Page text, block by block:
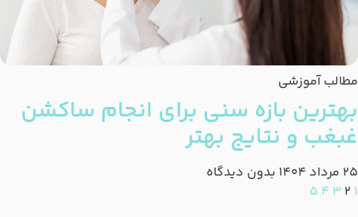
مطالب آموزشی
بهترین بازه سنی برای انجام ساکشن
غبغب و نتایج بهتر
25 مرداد 1404
بدون دیدگاه
1
2
3
4
5